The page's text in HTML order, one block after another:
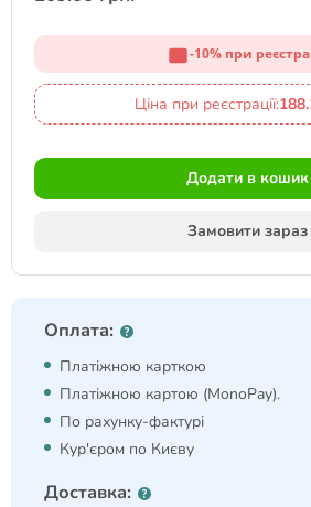
-10% при
Ціна при реєстрації:
Додати в кошик
Замовити зараз
Оплата:
Платіжною карткою
Платіжною картою (MonoPay).
По рахунку-фактурі
Кур'єром по Києву
Доставка: